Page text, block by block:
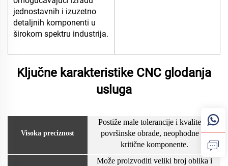
jednostavnih i izuzetno
detaljnih komponenti u
širokom spektru industrija.
Ključne karakteristike CNC glodanja
usluga
Visoka preciznost
Postiže male tolerancije i kvalitetne
površinske obrade, neophodne za
kritične komponente.
Može proizvoditi veliki broj oblika i